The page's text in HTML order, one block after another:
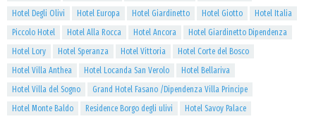
Hotel Degli Olivi
Hotel Europa Hotel Giardinetto Hotel Giotto
Hotel Italia
Piccolo Hotel
Hotel Alla Rocca Hotel Ancora
Hotel Giardinetto Dipendenza
Hotel Lory
Hotel Speranza Hotel Vittoria
Hotel Corte del Bosco
Hotel Villa Anthea
Hotel Locanda San Verolo
Hotel Bellariva
Hotel Villa del Sogno
Grand Hotel Fasano /Dipendenza Villa Principe
Hotel Monte Baldo
Residence Borgo degli ulivi
Hotel Savoy Palace